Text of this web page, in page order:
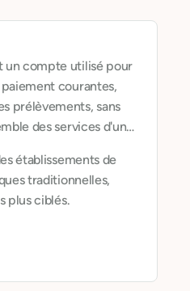
un compte utilisé pour
courantes,
prélèvements, sans
des services d'un
établissements de
traditionnelles,
plus ciblés.